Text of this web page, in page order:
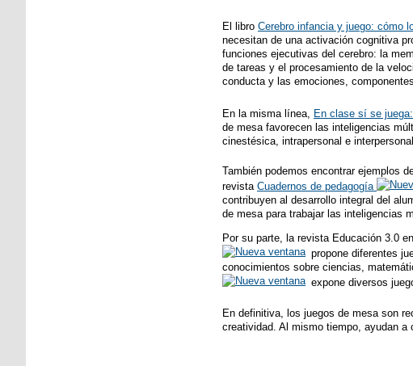
El libro Cerebro infancia y juego: cómo
necesitan de una activación cognitiva
funciones ejecutivas del cerebro: la
de tareas y el procesamiento de la
conducta y las emociones,
En la misma línea, En clase sí se
de mesa favorecen las inteligencias
cinestésica, intrapersonal e
También podemos encontrar ejemplos
revista Cuadernos de pedagogía
contribuyen al desarrollo integral del
de mesa para trabajar las inteligencias
Por su parte, la revista Educación 3.0
propone diferentes
conocimientos sobre ciencias,
expone diversos
En definitiva, los juegos de mesa son
creatividad. Al mismo tiempo, ayudan a